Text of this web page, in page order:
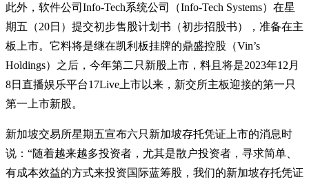
此外，软件公司Info-Tech系统公司（Info-Tech Systems）在星
期五（20日）提交初步售股计划书（初步招股书），准备在主
板上市。它料将是继在凯利板挂牌的鼎盛控股（Vin’s
Holdings）之后，今年第二只新股上市，料且将是2023年12月
8日直播娱乐平台17Live上市以来，新交所主板迎接的第一只
第一上市新股。
新加坡交易所星期五宣布六只新加坡存托凭证上市的消息时
说：“随着越来越多投资者，尤其是散户投资者，寻求简单、
有成本效益的方式来投资国际蓝筹股，我们的新加坡存托凭证